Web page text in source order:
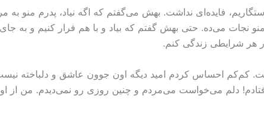
فایده‌ای نداشت. بهش می‌گفتم که اگه نیاد، پدرم منو
منو نجات می‌ده. حتی بهش گفتم که بیاد و با هم فرار کنیم و
هر شرایطی زندگی کنم.
کم‌کم احساس کردم امید دیگه اون جوون عاشق و دلباخته
دلم می‌خواست می‌مردم و چنین روزی رو نمی‌دیدم. من از